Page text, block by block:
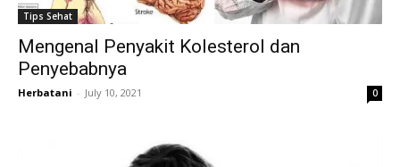
Tips Sehat
Mengenal Penyakit Kolesterol dan
Penyebabnya
Herbatani - July 10, 2021 0